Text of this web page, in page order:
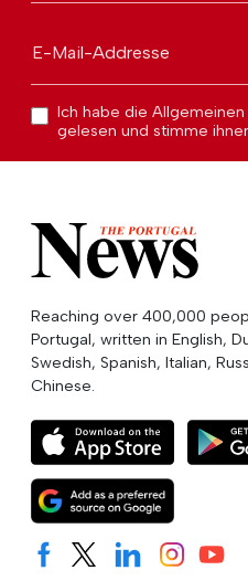
E-Mail-Addresse
Ich habe die Allgemeinen
gelesen und stimme
Reaching over 400,000
Portugal, written in English,
Swedish, Spanish, Italian,
Chinese.